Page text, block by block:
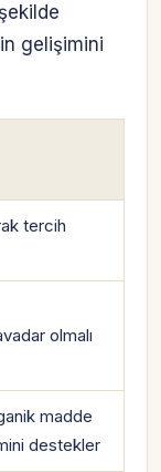
gelişimini
tercih
olmalı
madde
destekler